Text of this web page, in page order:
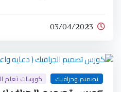
03/04/2023
تصميم وجرافيك كورسات تعلم